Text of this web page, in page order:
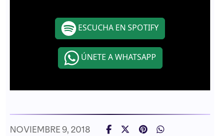
ESCUCHA EN SPOTIFY
ÚNETE A WHATSAPP
NOVIEMBRE 9, 2018